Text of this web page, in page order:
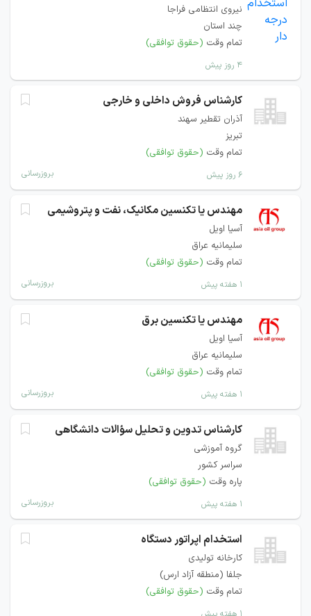
نیروی انتظامی فراجا
چند استان
تمام وقت (حقوق توافقی)
۴ روز پیش
كارشناس فروش داخلی و خارجی
آذران تقطير سهند
تبریز
تمام وقت (حقوق توافقی)
۶ روز پیش بروزرسانی
مهندس یا تکنسین مکانیک، نفت و پتروشیمی
آسیا اویل
سلیمانیه عراق
تمام وقت (حقوق توافقی)
۱ هفته پیش بروزرسانی
مهندس یا تکنسین برق
آسیا اویل
سلیمانیه عراق
تمام وقت (حقوق توافقی)
۱ هفته پیش بروزرسانی
کارشناس تدوین و تحلیل سؤالات دانشگاهی
گروه آموزشی
سراسر کشور
پاره وقت (حقوق توافقی)
۱ هفته پیش بروزرسانی
استخدام اپراتور دستگاه
کارخانه تولیدی
جلفا (منطقه آزاد ارس)
تمام وقت (حقوق توافقی)